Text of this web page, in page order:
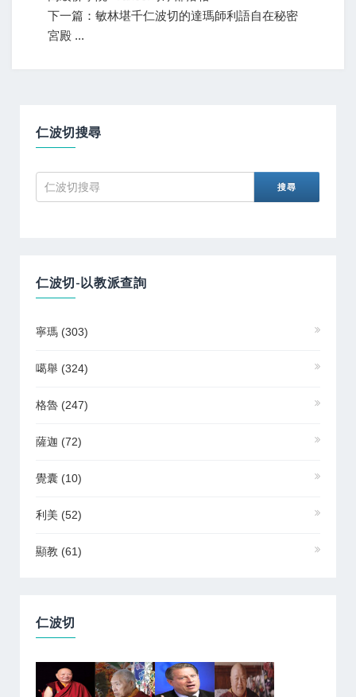
下一篇：敏林堪千仁波切的達瑪師利語自在秘密
宮殿 ...
仁波切搜尋
仁波切-以教派查詢
寧瑪 (303)
噶舉 (324)
格魯 (247)
薩迦 (72)
覺囊 (10)
利美 (52)
顯教 (61)
仁波切